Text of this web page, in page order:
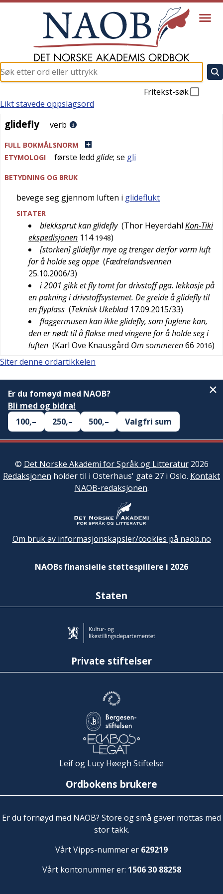
Fritekst-søk
glidefly
Likt stavede oppslagsord
glidefly verb
FULL BOKMÅLSNORM
ETYMOLOGI
første ledd glide; se gli
BETYDNING OG BRUK
bevege seg gjennom luften i glideflukt
SITATER
blekksprut kan glidefly (Thor Heyerdahl Kon-Tiki
ekspedisjonen 114 1948)
[storken] glideflyr mye og trenger derfor varm luft
for å holde seg oppe (Fædrelandsvennen
25.10.2006/3)
i 2001 gikk et fly tomt for drivstoff pga. lekkasje på
en pakning i drivstoffsystemet. De greide å glidefly til
en flyplass (Teknisk Ukeblad 17.09.2015/33)
flaggermusen kan ikke glidefly, som fuglene kan,
den er nødt til å flakse med vingene for å holde seg i
luften (Karl Ove Knausgård Om sommeren66 2016)
Siter denne ordartikkelen
Er du fornøyd med NAOB?
Bli med og bidra!
100,–
250,– 500,– Valgfri sum
© Det Norske Akademi for Språk og Litteratur2026
Redaksjonen holder til i Osterhaus' gate 27 i Oslo. Kontakt
NAOB-redaksjonen.
Om bruk av informasjonskapsler/cookies på naob.no
NAOBs finansielle støttespillere i 2026
Staten
Private stiftelser
Leif og Lucy Høegh Stiftelse
Ordbokens brukere
Er du fornøyd med NAOB? Store og små gaver mottas med
stor takk.
Vårt Vipps-nummer er 629219
Vårt kontonummer er: 1506 30 88258